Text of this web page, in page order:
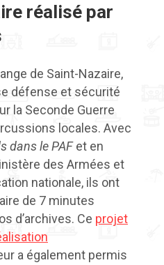
réalisé par
de Saint-Nazaire,
défense et sécurité
la Seconde Guerre
locales. Avec
dans le PAFet en
des Armées et
nationale, ils ont
de 7 minutes
d’archives. Ce projet
a également permis